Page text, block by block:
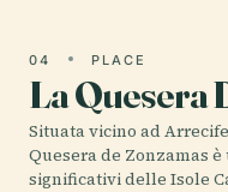
04 PLACE
La Quesera
Situata vicino ad
Quesera de Zonzamas
significativi delle Isole